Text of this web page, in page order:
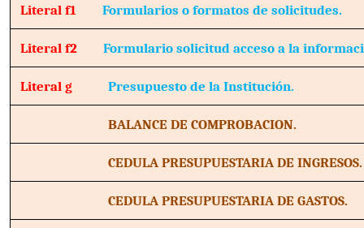
Literal f1Formularios o formatos de solicitudes.
Literal f2Formulario solicitud acceso a la
Literal gPresupuesto de la Institución.
BALANCE DE COMPROBACION.
CEDULA PRESUPUESTARIA DE INGRESOS.
CEDULA PRESUPUESTARIA DE GASTOS.